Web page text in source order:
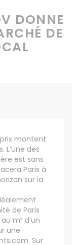
DONNE
DE
montent
L’une des
est sans
Paris à
sur la
de Paris
m² d’un
une
Sur